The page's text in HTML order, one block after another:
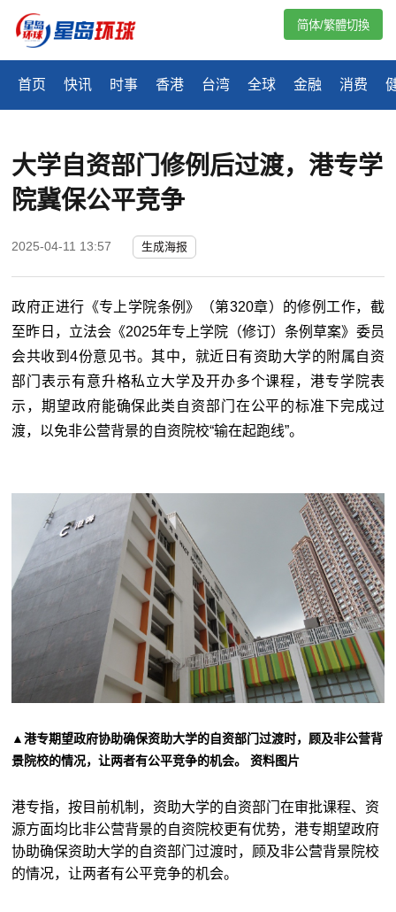
首页 快讯 时事 香港 台湾 全球 金融 消费
简体/繁體切換
大学自资部门修例后过渡，港专学
院冀保公平竞争
2025-04-11 13:57 生成海报
政府正进行《专上学院条例》（第320章）的修例工作，截
至昨日，立法会《2025年专上学院（修订）条例草案》委员
会共收到4份意见书。其中，就近日有资助大学的附属自资
部门表示有意升格私立大学及开办多个课程，港专学院表
示，期望政府能确保此类自资部门在公平的标准下完成过
渡，以免非公营背景的自资院校“输在起跑线”。
▲港专期望政府协助确保资助大学的自资部门过渡时，顾及非公营背
景院校的情况，让两者有公平竞争的机会。 资料图片
港专指，按目前机制，资助大学的自资部门在审批课程、资
源方面均比非公营背景的自资院校更有优势，港专期望政府
协助确保资助大学的自资部门过渡时，顾及非公营背景院校
的情况，让两者有公平竞争的机会。